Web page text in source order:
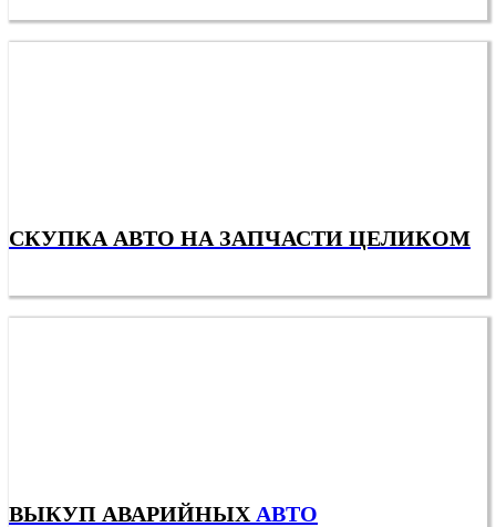
СКУПКА АВТО НА ЗАПЧАСТИ ЦЕЛИКОМ
ВЫКУП АВАРИЙНЫХ АВТО